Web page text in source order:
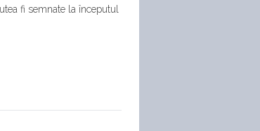
fi semnate la începutul